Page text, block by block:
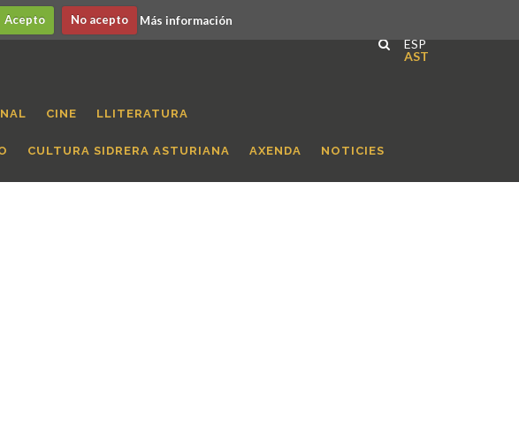
Acepto No acepto Más información
ESP
AST
CINE LLITERATURA
CULTURA SIDRERA ASTURIANA AXENDA NOTICIES